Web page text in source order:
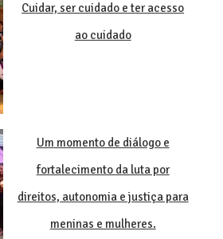
Cuidar, ser cuidado e ter acesso
ao cuidado
Um momento de diálogo e
fortalecimento da luta por
direitos, autonomia e justiça para
meninas e mulheres.